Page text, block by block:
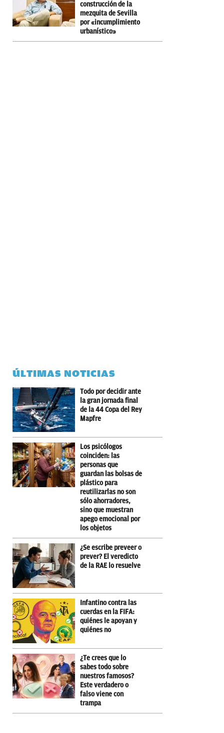
construcción de la
mezquita de Sevilla
por «incumplimiento
urbanístico»
ÚLTIMAS NOTICIAS
Todo por decidir ante
la gran jornada final
de la 44 Copa del Rey
Mapfre
Los psicólogos
coinciden: las
personas que
guardan las bolsas de
plástico para
reutilizarlas no son
sólo ahorradores,
sino que muestran
apego emocional por
los objetos
¿Se escribe preveer o
prever? El veredicto
de la RAE lo resuelve
Infantino contra las
cuerdas en la FIFA:
quiénes le apoyan y
quiénes no
¿Te crees que lo
sabes todo sobre
nuestros famosos?
Este verdadero o
falso viene con
trampa